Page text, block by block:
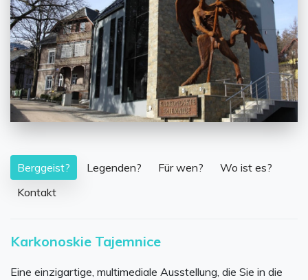
Berggeist? Legenden? Für wen?
Wo ist es?
Kontakt
Karkonoskie Tajemnice
Eine einzigartige, multimediale Ausstellung, die Sie in die